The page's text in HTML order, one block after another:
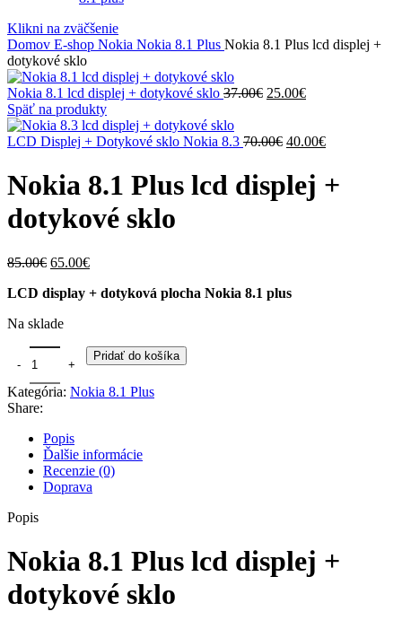
Klikni na zväčšenie
Domov E-shop Nokia Nokia 8.1 Plus Nokia 8.1 Plus lcd displej +
dotykové sklo
Nokia 8.1 lcd displej + dotykové sklo 37.00€ Pôvodná
37.00€.
25.00€Aktuálna
25.00€.
Späť na produkty
LCD Displej + Dotykové sklo Nokia 8.3 70.00€ Pôvodná
bola:
70.00€.
40.00€Aktuálna
40.00€.
Nokia 8.1 Plus lcd displej +
dotykové sklo
85.00€ Pôvodná
bola:
65.00€Aktuálna
je:
LCD display + dotyková plocha Nokia 8.1 plus
Na sklade
množstvo Nokia 8.1 Plus lcd displej + dotykové sklo
Pridať do košíka
Kategória: Nokia 8.1 Plus
Share:
Popis
Ďalšie informácie
Recenzie (0)
Doprava
Popis
Nokia 8.1 Plus lcd displej +
dotykové sklo